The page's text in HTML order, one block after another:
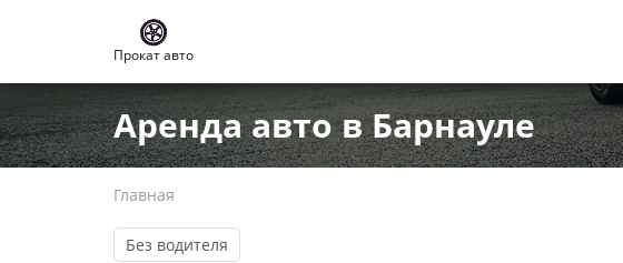
Прокат авто
Аренда авто в Барнауле
Главная
Без водителя